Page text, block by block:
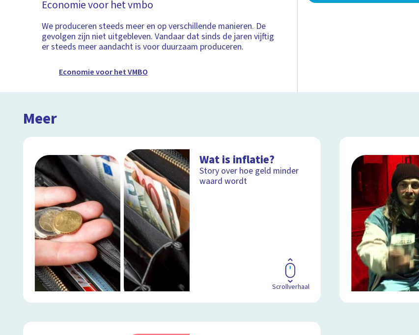
Economie voor het vmbo
We produceren steeds meer en op verschillende manieren. De
gevolgen zijn niet uitgebleven. Vandaar dat sinds de jaren vijftig
er steeds meer aandacht is voor duurzaam produceren.
Economie voor het VMBO
Meer
Wat is inflatie?
Story over hoe geld minder
waard wordt
Scrollverhaal